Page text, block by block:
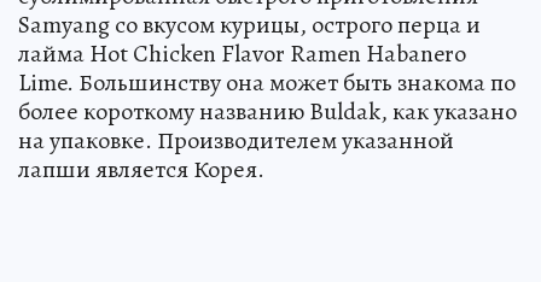
Samyang со вкусом курицы, острого перца и
лайма Hot Chicken Flavor Ramen Habanero
Lime. Большинству она может быть знакома по
более короткому названию Buldak, как указано
на упаковке. Производителем указанной
лапши является Корея.